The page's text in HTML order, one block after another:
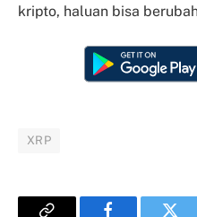
kripto, haluan bisa
XRP